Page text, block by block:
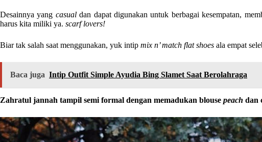
Desainnya yang casualdan dapat digunakan untuk berbagai kesempatan,
harus kita miliki ya. scarf lovers!
Biar tak salah saat menggunakan, yuk intip mix n’ match flat shoes ala empat
Baca juga Intip Outfit Simple Ayudia Bing Slamet Saat Berolahraga
Zahratul jannah tampil semi formal dengan memadukan blouse peach dan